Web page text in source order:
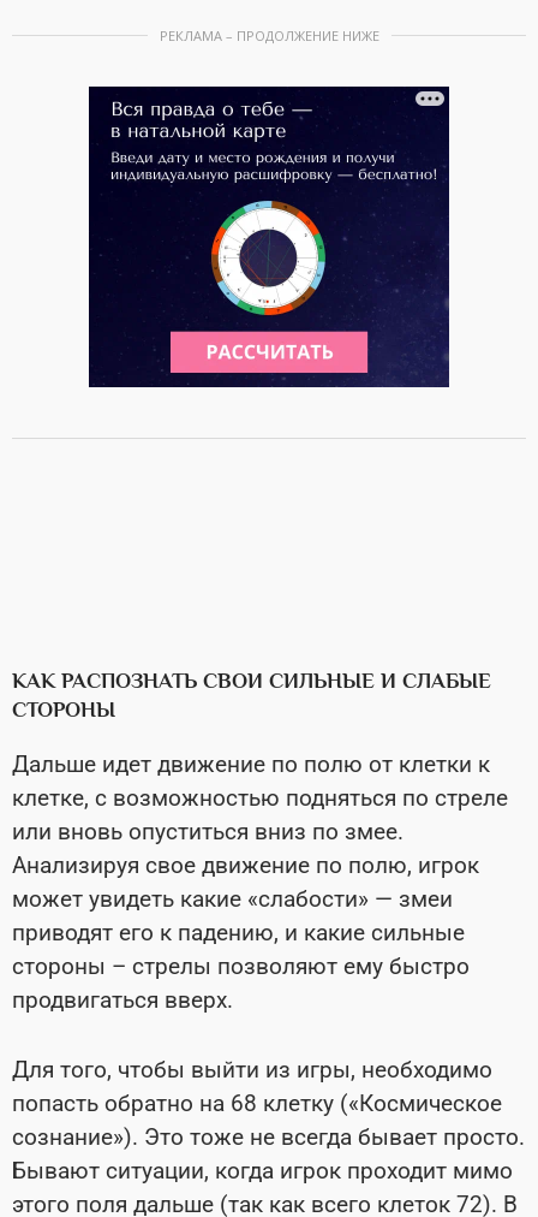
РЕКЛАМА – ПРОДОЛЖЕНИЕ НИЖЕ
КАК РАСПОЗНАТЬ СВОИ СИЛЬНЫЕ И СЛАБЫЕ
СТОРОНЫ
Дальше идет движение по полю от клетки к
клетке, с возможностью подняться по стреле
или вновь опуститься вниз по змее.
Анализируя свое движение по полю, игрок
может увидеть какие «слабости» — змеи
приводят его к падению, и какие сильные
стороны – стрелы позволяют ему быстро
продвигаться вверх.
Для того, чтобы выйти из игры, необходимо
попасть обратно на 68 клетку («Космическое
сознание»). Это тоже не всегда бывает просто.
Бывают ситуации, когда игрок проходит мимо
этого поля дальше (так как всего клеток 72). В